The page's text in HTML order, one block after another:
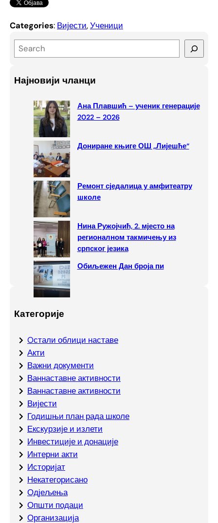
Categories: Вијести, Ученици
e
rНајновији чланци
Ана Плавшић – ученик генерације
2022 – 2026
Дониране књиге ОШ „Лијешће“
Ремонт сједалица у амфитеатру
школе
Нина Ружојчић, 2. мјесто на
регионалном такмичењу из
српског језика
Обиљежен Дан броја пи
Категорије
Oстали облици наставе
Акти
Важни документи
Ваннаставне активности
Ваннаставне активности
Вијести
Годишњи план рада школе
Екскурзије и излети
Инвестиције и донације
Интерни акти
Историјат
Некатегорисано
Одјељења
Општи подаци
Организација